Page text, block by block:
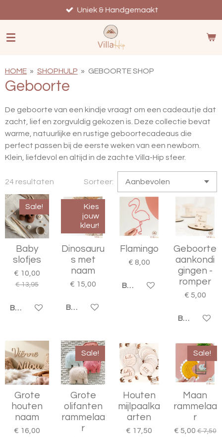
direct
naar
Uniek & Handgemaakt
HOME » SHOPHULP » GEBOORTE SHOP
Geboorte
De geboorte van een kindje vraagt om een cadeautje dat
zacht, lief en zorgvuldig gekozen is. Deze collectie bevat
warme, natuurlijke en rustige geboortecadeaus die
perfect passen bij de eerste weken van een newborn.
Klein, liefdevol en altijd in de zachte Villa-Hip sfeer.
24 resultaten Sorteer:
Sale!
Baby
slofjes
€ 10,00
€ 13,95
BEKIJK DETAILS
Kies
jouw
kleur!
Dinosauru
s met
naam
€ 15,00
BEKIJK DETAILS
Flamingo
€ 8,00
BEKIJK DETAILS
Geboorte
aankondi
gingen -
romper
€ 5,00
BEKIJK
Grote
houten
naam
€ 16,00
Sale!
Grote
olifanten
rammelaa
r
Houten
mijlpaalka
arten
€ 17,50
Sale!
Maan
rammelaa
r
€ 5,00 € 7,50